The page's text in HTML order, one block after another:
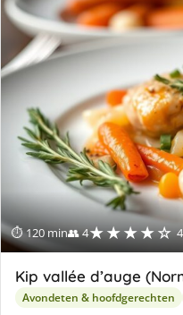
⏱ 120 min👥 4★★★★☆
Kip vallée d’auge
Avondeten & hoofdgerechten